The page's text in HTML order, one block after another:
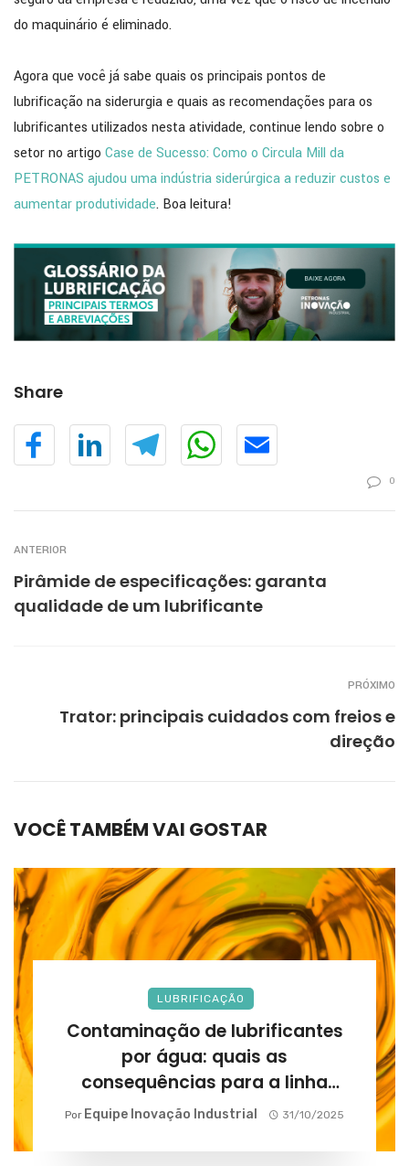
do maquinário é eliminado.
Agora que você já sabe quais os principais pontos de
lubrificação na siderurgia e quais as recomendações para os
lubrificantes utilizados nesta atividade, continue lendo sobre o
setor no artigo Case de Sucesso: Como o Circula Mill da
PETRONAS ajudou uma indústria siderúrgica a reduzir custos e
aumentar produtividade. Boa leitura!
Share
0
ANTERIOR
Pirâmide de especificações: garanta
qualidade de um lubrificante
PRÓXIMO
Trator: principais cuidados com freios e
direção
VOCÊ TAMBÉM VAI GOSTAR
LUBRIFICAÇÃO
Contaminação de lubrificantes
por água: quais as
consequências para a linha
produtiva?
Por Equipe Inovação Industrial 31/10/2025